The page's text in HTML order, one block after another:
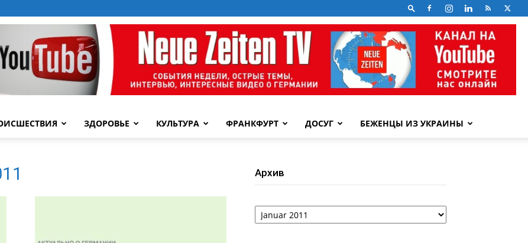
ЗДОРОВЬЕ КУЛЬТУРА ФРАНКФУРТ ДОСУГ БЕЖЕНЦЫ ИЗ УКРАИНЫ
Архив
Архив